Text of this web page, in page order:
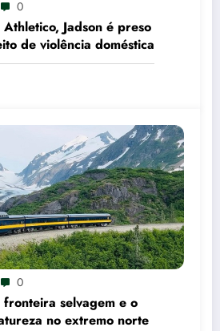
0
Jadson é preso
de violência doméstica
0
selvagem e o
no extremo norte